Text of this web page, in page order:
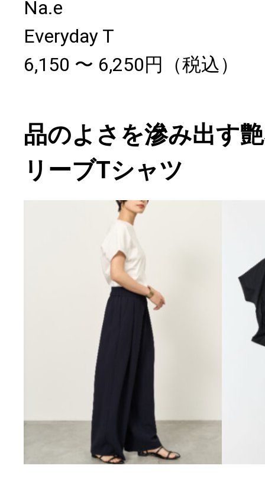
Na.e
Everyday T
6,150 〜 6,250円（税込）
品のよさを滲み出す
リーブTシャツ